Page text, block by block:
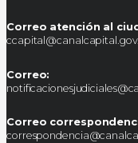
Correo atención al
Correo:
Correo